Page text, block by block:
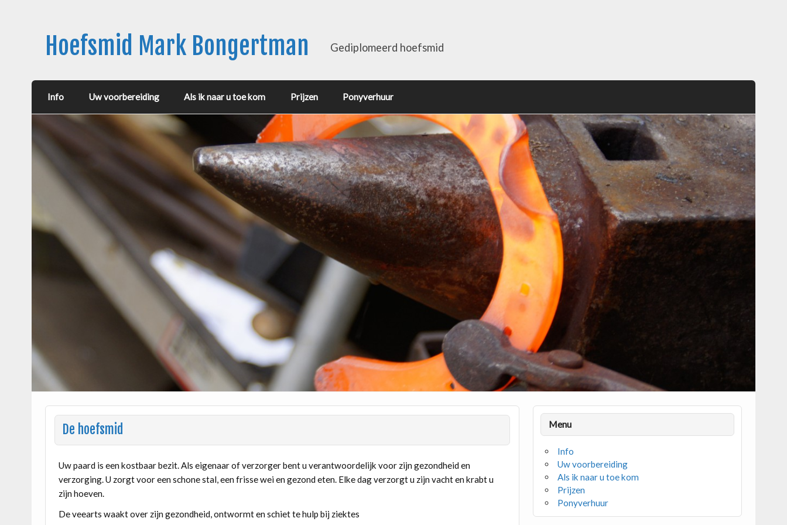
Hoefsmid Mark Bongertman Gediplomeerd hoefsmid
Info Uw voorbereiding Als ik naar u toe kom Prijzen Ponyverhuur
De hoefsmid
Uw paard is een kostbaar bezit. Als eigenaar of verzorger bent u verantwoordelijk voor zijn gezondheid en
verzorging. U zorgt voor een schone stal, een frisse wei en gezond eten. Elke dag verzorgt u zijn vacht en krabt u
zijn hoeven.
De veearts waakt over zijn gezondheid, ontwormt en schiet te hulp bij ziektes
Menu
Info
Uw voorbereiding
Als ik naar u toe kom
Prijzen
Ponyverhuur